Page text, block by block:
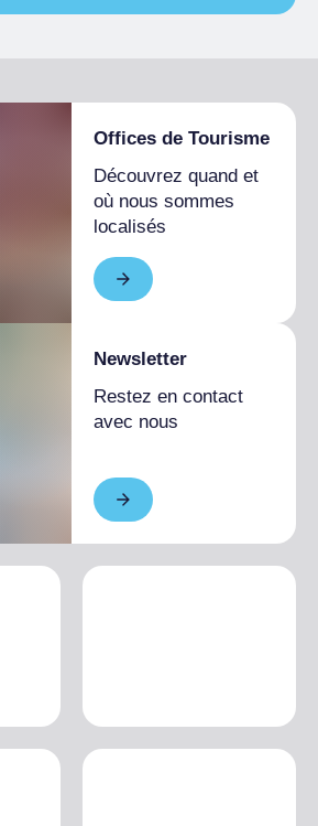
Offices de Tourisme
Découvrez quand et
où nous sommes
localisés
Newsletter
Restez en contact
avec nous